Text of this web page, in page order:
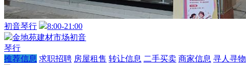
初音琴行
8:00-21:00
金地苑建材市场初音
琴行
推荐信息 求职招聘 房屋租售 转让信息 二手买卖 商家信息 寻人寻物